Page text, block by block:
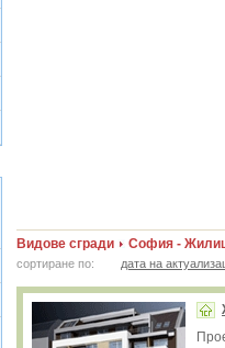
Видове сгради София -
сортиране по: дата на